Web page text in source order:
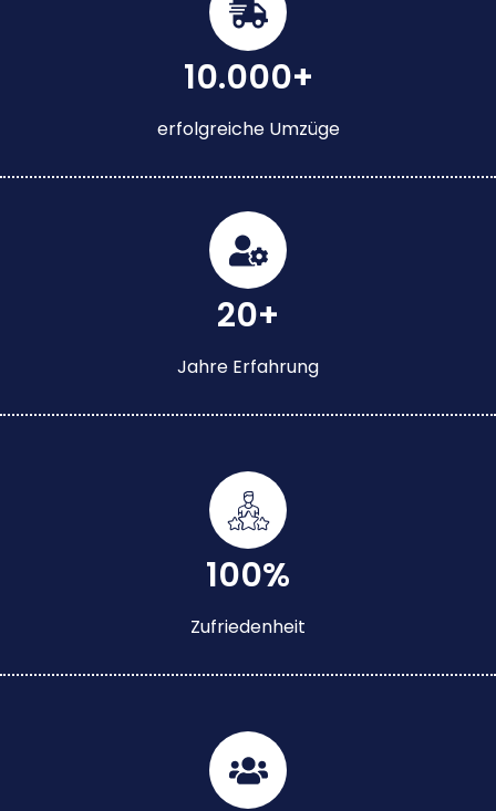
10.000+
erfolgreiche Umzüge
20+
Jahre Erfahrung
100%
Zufriedenheit